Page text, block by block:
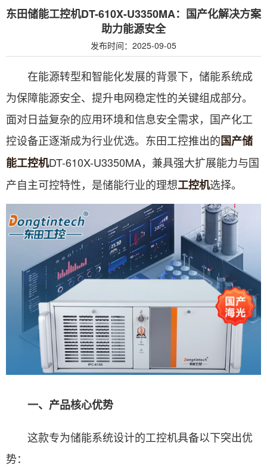
东田储能工控机DT-610X-U3350MA：国产化解决方案
助力能源安全
发布时间：2025-09-05
在能源转型和智能化发展的背景下，储能系统成
为保障能源安全、提升电网稳定性的关键组成部分。
面对日益复杂的应用环境和信息安全需求，国产化工
控设备正逐渐成为行业优选。东田工控推出的国产储
能工控机DT-610X-U3350MA，兼具强大扩展能力与国
产自主可控特性，是储能行业的理想工控机选择。
一、产品核心优势
这款专为储能系统设计的工控机具备以下突出优
势：